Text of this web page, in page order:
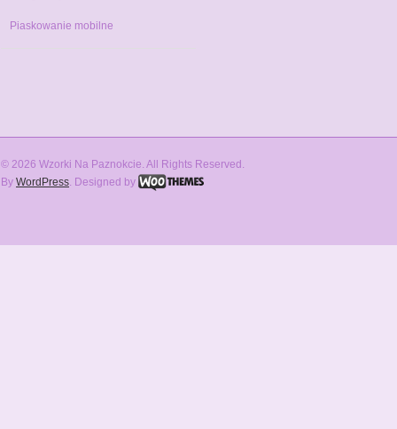
Piaskowanie mobilne
© 2026 Wzorki Na Paznokcie. All Rights Reserved.
By WordPress. Designed by